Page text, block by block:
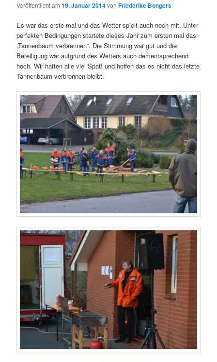
Veröffentlicht am19. Januar 2014vonFriederike Bongers
Es war das erste mal und das Wetter spielt auch noch mit. Unter
perfekten Bedingungen startete dieses Jahr zum ersten mal das
„Tannenbaum verbrennen“. Die Stimmung war gut und die
Beteiligung war aufgrund des Wetters auch dementsprechend
hoch. Wir hatten alle viel Spaß und hoffen das es nicht das letzte
Tannenbaum verbrennen bleibt.